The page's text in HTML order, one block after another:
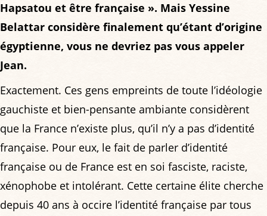
Hapsatou et être française ». Mais Yessine
Belattar considère finalement qu’étant d’origine
égyptienne, vous ne devriez pas vous appeler
Jean.
Exactement. Ces gens empreints de toute l’idéologie
gauchiste et bien-pensante ambiante considèrent
que la France n’existe plus, qu’il n’y a pas d’identité
française. Pour eux, le fait de parler d’identité
française ou de France est en soi fasciste, raciste,
xénophobe et intolérant. Cette certaine élite cherche
depuis 40 ans à occire l’identité française par tous